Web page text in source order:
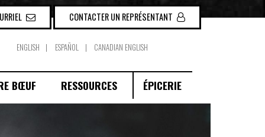
CONTACTER UN REPRÉSENTANT
ENGLISH ESPAÑOL CANADIAN ENGLISH
BŒUF RESSOURCES ÉPICERIE